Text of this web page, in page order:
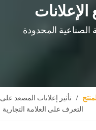
الصناعية المحدودة
/ تأثير إعلانات المصعد على
التعرف على العلامة التجارية